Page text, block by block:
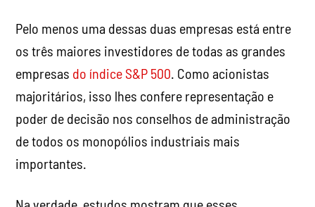
Pelo menos uma dessas duas empresas está entre
os três maiores investidores de todas as grandes
empresas do índice S&P 500. Como acionistas
majoritários, isso lhes confere representação e
poder de decisão nos conselhos de administração
de todos os monopólios industriais mais
importantes.